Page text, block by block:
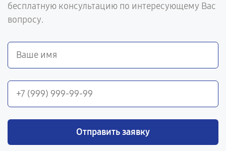
бесплатную консультацию по интересующему Вас
вопросу.
Отправить заявку